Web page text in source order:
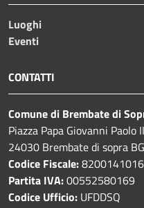
Luoghi
Eventi
CONTATTI
Comune di Brembate di
Piazza Papa Giovanni Paolo
24030 Brembate di sopra BG
Codice Fiscale:
Partita IVA:00552580169
Codice Ufficio: UFDDSQ